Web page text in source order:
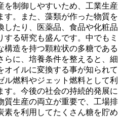
を制御しやすいため、工業生産
す。また、藻類が作った物質を
したり、医薬品、食品や化粧品
る研究も盛んです。中でもミ
構造を持つ顆粒状の多糖である
らに、培養条件を整えると、細
オイルに変換する事が知られて
ル燃料やジェット燃料として利
す。今後の社会の持続的発展に
質生産の両立が重要で、工場排
素を利用してたくさん糖を貯め